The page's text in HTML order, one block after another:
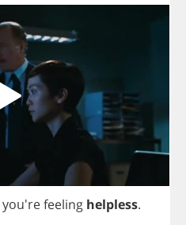
you'refeeling helpless.